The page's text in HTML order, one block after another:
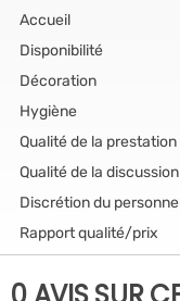
Accueil
Disponibilité
Décoration
Hygiène
Qualité de la prestation
Qualité de la discussion
Discrétion du
Rapport qualité/prix